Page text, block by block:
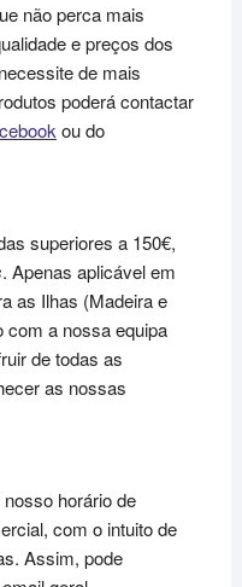
não perca mais
e preços dos
de mais
poderá contactar
ou do
superiores a 150€,
. Apenas aplicável em
as Ilhas (Madeira e
com a nossa equipa
de todas as
as nossas
horário de
com o intuito de
Assim, pode